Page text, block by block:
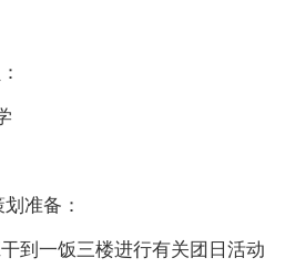
准备：
一饭三楼进行有关团日活动